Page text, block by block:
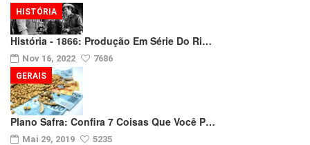
História - 1866: Produção Em Série Do Ri…
Nov 16, 2022 7686
HISTÓRIA
Plano Safra: Confira 7 Coisas Que Você P…
Mai 29, 2019 5235
GERAIS